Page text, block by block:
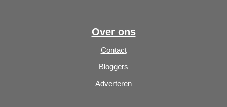
Over ons
Contact
Bloggers
Adverteren